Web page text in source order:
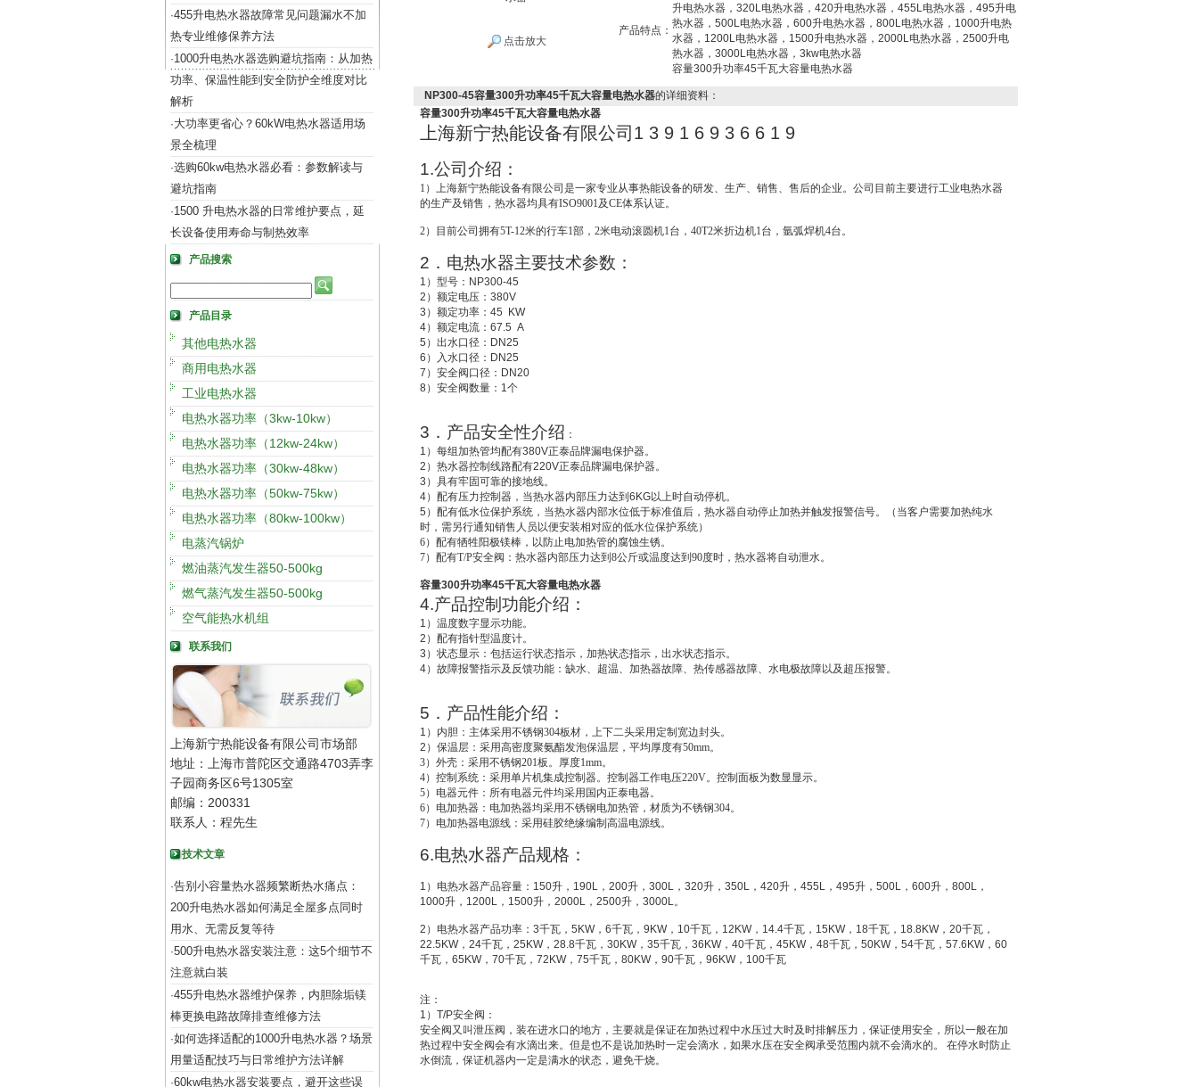
·455升电热水器故障常见问题漏水不加
热专业维修保养方法
·1000升电热水器选购避坑指南：从加热
功率、保温性能到安全防护全维度对比
解析
·大功率更省心？60kW电热水器适用场
景全梳理
·选购60kw电热水器必看：参数解读与
避坑指南
·1500 升电热水器的日常维护要点，延
长设备使用寿命与制热效率
产品搜索
产品目录
其他电热水器
商用电热水器
工业电热水器
电热水器功率（3kw-10kw）
电热水器功率（12kw-24kw）
电热水器功率（30kw-48kw）
电热水器功率（50kw-75kw）
电热水器功率（80kw-100kw）
电蒸汽锅炉
燃油蒸汽发生器50-500kg
燃气蒸汽发生器50-500kg
空气能热水机组
联系我们
上海新宁热能设备有限公司市场部
地址：上海市普陀区交通路4703弄李
子园商务区6号1305室
邮编：200331
联系人：程先生
技术文章
·告别小容量热水器频繁断热水痛点：
200升电热水器如何满足全屋多点同时
用水、无需反复等待
·500升电热水器安装注意：这5个细节不
注意就白装
·455升电热水器维护保养，内胆除垢镁
棒更换电路故障排查维修方法
·如何选择适配的1000升电热水器？场景
用量适配技巧与日常维护方法详解
·60kw电热水器安装要点，避开这些误
点击放大
产品特点：
升电热水器，320L电热水器，420升电热水器，455L电热水器，495升电
热水器，500L电热水器，600升电热水器，800L电热水器，1000升电热
水器，1200L电热水器，1500升电热水器，2000L电热水器，2500升电
热水器，3000L电热水器，3kw电热水器
容量300升功率45千瓦大容量电热水器
NP300-45容量300升功率45千瓦大容量电热水器的详细资料：
容量300升功率45千瓦大容量电热水器
上海新宁热能设备有限公司 1 3 9 1 6 9 3 6 6 1 9
1.公司介绍：
1 ）上海新宁热能设备有限公司是一家专业从事热能设备的研发、生产、销售、售后的企业。公司目前主要进行工业电热水器
的生产及销售，热水器均具有ISO9001及CE体系认证。
2）目前公司拥有5T-12米的行车1部，2米电动滚圆机1台，40T2米折边机1台，氩弧焊机4台。
2 ．电热水器主要技术参数：
1 ）型号： NP300-45
2 ）额定电压： 380V
3 ）额定功率： 45 KW
4）额定电流： 67.5 A
5 ）出水口径： DN25
6 ）入水口径： DN25
7 ）安全阀口径： DN20
8）安全阀数量： 1个
3 ．产品安全性介绍 ：
1 ）每组加热管均配有380V正泰品牌漏电保护器。
2 ）热水器控制线路配有220V正泰品牌漏电保护器。
3 ）具有牢固可靠的接地线。
4）配有压力控制器，当热水器内部压力达到 6KG以上时自动停机。
5 ）配有低水位保护系统， 当热水器内部水位低于标准值后，热水器自动停止加热并触发报警信号。（当客户需要加热纯水
时，需另行通知销售人员以便安装相对应的低水位保护系统）
6）配有牺牲阳极镁棒，以防止电加热管的腐蚀生锈。
7）配有T/P安全阀：热水器内部压力达到8公斤或温度达到90度时，热水器将自动泄水。
容量300升功率45千瓦大容量电热水器
4.产品控制功能介绍：
1 ）温度数字显示功能。
2 ）配有指针型温度计。
3 ）状态显示：包括运行状态指示，加热状态指示，出水状态指示。
4）故障报警指示及反馈功能：缺水、超温、加热器故障、热传感器故障、水电极故障以及超压报警。
5 ．产品性能介绍：
1 ） 内胆：主体采用不锈钢304板材，上下二头采用定制宽边封头。
2 ） 保温层：采用高密度聚氨酯发泡保温层，平均厚度有50mm。
3）外壳：采用不锈钢201板。厚度1mm。
4）控制系统：采用单片机集成控制器。控制器工作电压220V。控制面板为数显显示。
5）电器元件：所有电器元件均采用国内正泰电器。
6）电加热器：电加热器均采用不锈钢电加热管，材质为不锈钢304。
7）电加热器电源线：采用硅胶绝缘编制高温电源线。
6.电热水器产品规格：
1 ）电热水器产品容量： 150升 ， 190L ， 200升 ， 300L ， 320升 ， 350L ， 420升 ， 455L ， 495升 ， 500L ， 600升 ， 800L ，
1000升 ， 1200L ， 1500升 ， 2000L ， 2500升 ， 3000L。
2 ）电热水器产品功率： 3千瓦， 5KW， 6千瓦， 9KW， 10千瓦， 12KW， 14.4千瓦， 15KW， 18千瓦， 18.8KW， 20千瓦，
22.5KW， 24千瓦， 25KW， 28.8千瓦， 30KW， 35千瓦， 36KW， 40千瓦， 45KW， 48千瓦， 50KW， 54千瓦， 57.6KW， 60
千瓦， 65KW， 70千瓦， 72KW， 75千瓦， 80KW， 90千瓦， 96KW， 100千瓦
注：
1 ） T/P安全阀：
安全阀又叫泄压阀 ，装在进水口的地方，主要就是保证在加热过程中水压过大时及时排解压力，保证使用安全，所以一般在加
热过程中安全阀会有水滴出来。但是也不是说加热时一定会滴水，如果水压在安全阀承受范围内就不会滴水的。
在停水时防止
水倒流，保证机器内一定是满水的状态，避免干烧。